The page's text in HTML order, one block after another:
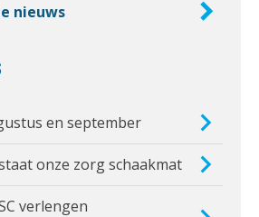
nieuws
en september
onze zorg schaakmat
verlengen